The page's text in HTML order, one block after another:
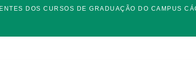
DOS CURSOS DE GRADUAÇÃO DO CAMPUS